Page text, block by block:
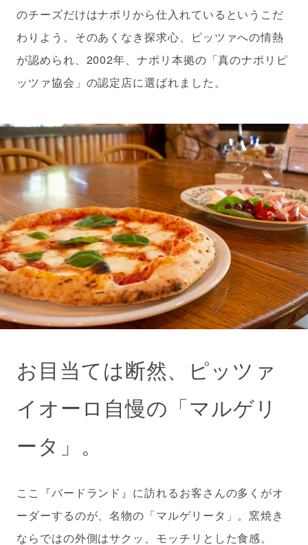
のチーズだけはナポリから仕入れているというこだ
わりよう。そのあくなき探求心、ピッツァへの情熱
が認められ、2002年、ナポリ本拠の「真のナポリピ
ッツァ協会」の認定店に選ばれました。
お目当ては断然、ピッツァ
イオーロ自慢の「マルゲリ
ータ」。
ここ『バードランド』に訪れるお客さんの多くがオ
ーダーするのが、名物の「マルゲリータ」。窯焼き
ならではの外側はサクッ、モッチリとした食感。